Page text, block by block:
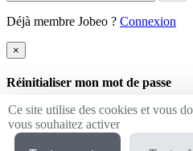
Déjà membre Jobeo ? Connexion
×
Réinitialiser mon mot de passe
OK
Ce site utilise des cookies et vous
vous souhaitez activer